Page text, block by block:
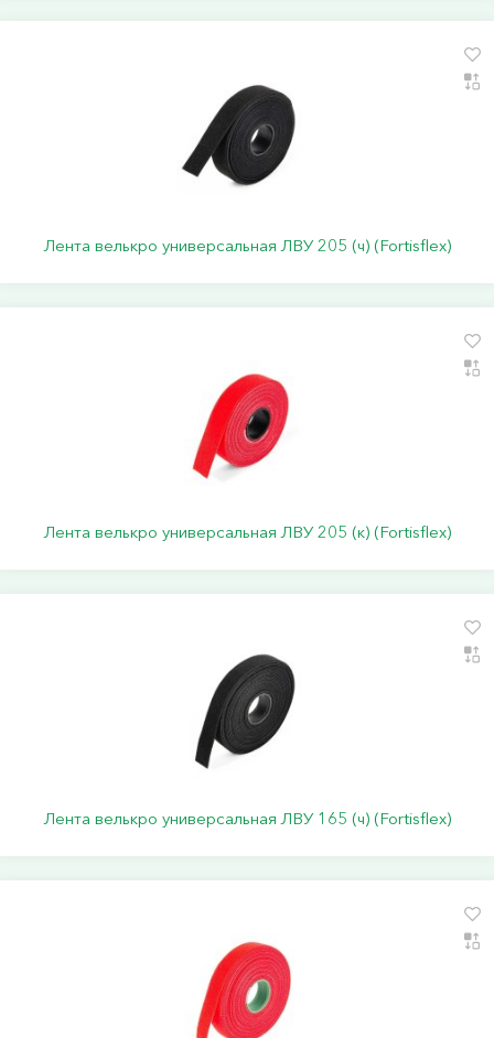
Лента велькро универсальная ЛВУ 205 (ч) (Fortisflex)
Лента велькро универсальная ЛВУ 205 (к) (Fortisflex)
Лента велькро универсальная ЛВУ 165 (ч) (Fortisflex)